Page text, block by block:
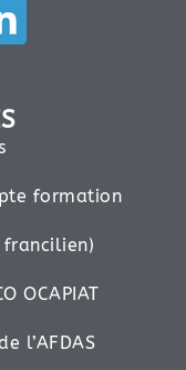
formation
OCAPIAT
l’AFDAS